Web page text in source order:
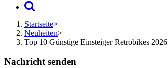
Startseite>
Neuheiten>
Top 10 Günstige Einsteiger Retrobikes 2026
Nachricht senden